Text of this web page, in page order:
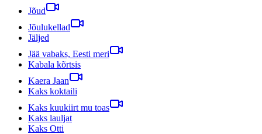
Jõud
Jõulukellad
Jäljed
Jää vabaks, Eesti meri
Kabala kõrtsis
Kaera Jaan
Kaks koktaili
Kaks kuukiirt mu toas
Kaks lauljat
Kaks Otti